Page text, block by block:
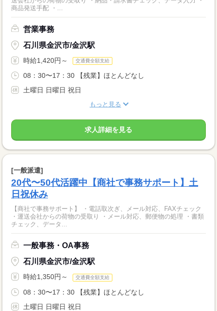
商品発送手配 ・...
営業事務
石川県金沢市/金沢駅
時給1,420円～ 交通費全額支給
08：30〜17：30 【残業】ほとんどなし
土曜日 日曜日 祝日
もっと見る
求人詳細を見る
[一般派遣]
20代〜50代活躍中【商社で事務サポート】土
日祝休み
【商社で事務サポート】 ・電話取次ぎ、メール対応、FAXチェック
・運送会社からの荷物の受取り ・メール対応、郵便物の処理 ・書類
チェック、データ...
一般事務・OA事務
石川県金沢市/金沢駅
時給1,350円～ 交通費全額支給
08：30〜17：30 【残業】ほとんどなし
土曜日 日曜日 祝日